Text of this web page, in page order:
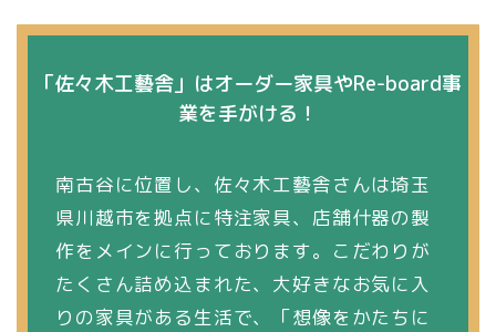
「佐々木工藝舎」はオーダー家具やRe-board事
業を手がける！
南古谷に位置し、佐々木工藝舎さんは埼玉
県川越市を拠点に特注家具、店舗什器の製
作をメインに行っております。こだわりが
たくさん詰め込まれた、大好きなお気に入
りの家具がある生活で、「想像をかたちに